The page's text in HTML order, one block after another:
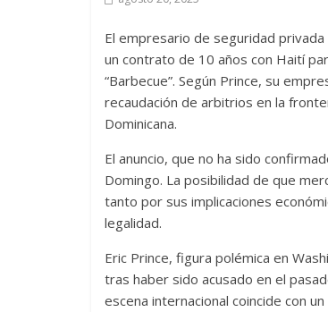
El empresario de seguridad
un contrato de 10 años con Haití
“Barbecue”. Según Prince, su
recaudación de arbitrios en la
Dominicana.
El anuncio, que no ha sido
Domingo. La posibilidad de que
tanto por sus implicaciones
legalidad.
Eric Prince, figura polémica en
tras haber sido acusado en el
escena internacional coincide con